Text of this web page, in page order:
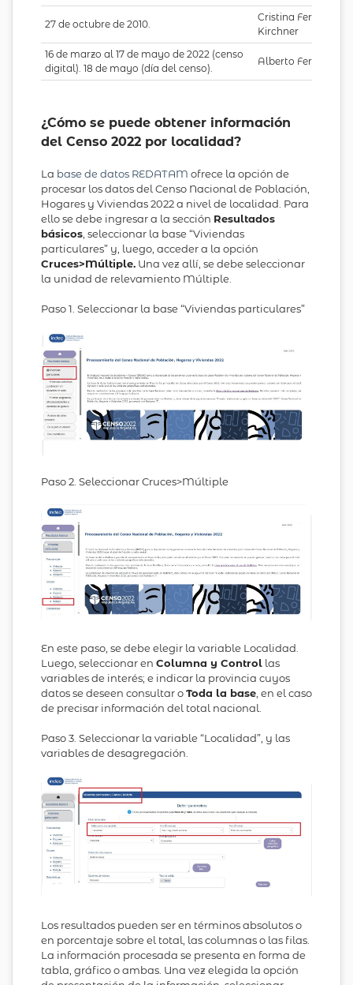
27 de octubre de 2010.
Cristina Fernández
Kirchner
16 de marzo al 17 de mayo de 2022 (censo
digital). 18 de mayo (día del censo).
Alberto Fernández
¿Cómo se puede obtener información
del Censo 2022 por localidad?
La base de datos REDATAM ofrece la opción de
procesar los datos del Censo Nacional de Población,
Hogares y Viviendas 2022 a nivel de localidad. Para
ello se debe ingresar a la sección Resultados
básicos , seleccionar la base “Viviendas
particulares” y, luego, acceder a la opción
Cruces>Múltiple. Una vez allí, se debe seleccionar
la unidad de relevamiento Múltiple.
Paso 1. Seleccionar la base “Viviendas particulares”
Paso 2. Seleccionar Cruces>Múltiple
En este paso, se debe elegir la variable Localidad.
Luego, seleccionar en Columna y Control las
variables de interés; e indicar la provincia cuyos
datos se deseen consultar oToda la base , en el caso
de precisar información del total nacional.
Paso 3. Seleccionar la variable “Localidad”, y las
variables de desagregación.
Los resultados pueden ser en términos absolutos o
en porcentaje sobre el total, las columnas o las filas.
La información procesada se presenta en forma de
tabla, gráfico o ambas. Una vez elegida la opción